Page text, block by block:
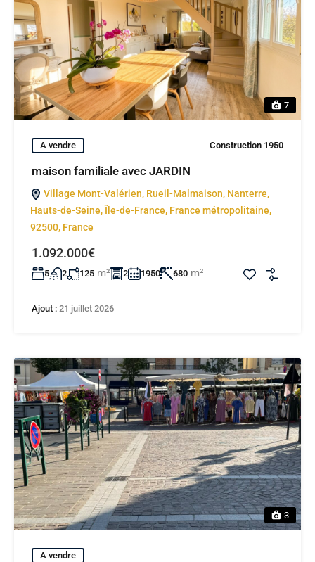
7
A vendre Construction 1950
maison familiale avec JARDIN
Village Mont-Valérien, Rueil-Malmaison, Nanterre,
Hauts-de-Seine, Île-de-France, France métropolitaine,
92500, France
1.092.000€
5 2 125 m² 2 1950 680 m²
Ajout : 21 juillet 2026
3
A vendre